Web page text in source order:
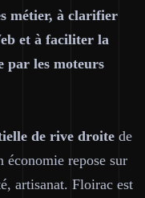
métier, à clarifier
et à faciliter la
par les moteurs
de rive droite de
économie repose sur
artisanat. Floirac est